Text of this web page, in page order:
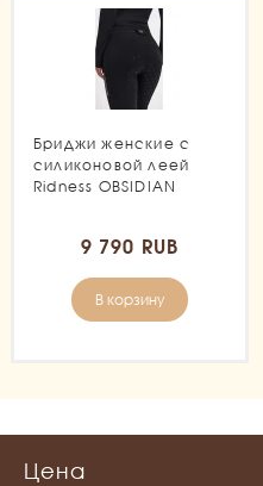
Бриджи женские с
силиконовой леей
Ridness OBSIDIAN
9 790 RUB
В корзину
Цена